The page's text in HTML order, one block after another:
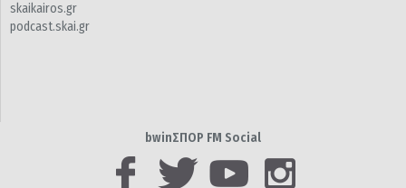
skaikairos.gr
podcast.skai.gr
bwinΣΠΟΡ FM Social